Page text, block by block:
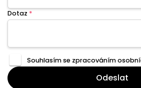
Dotaz *
Souhlasím se zpracováním
Odeslat